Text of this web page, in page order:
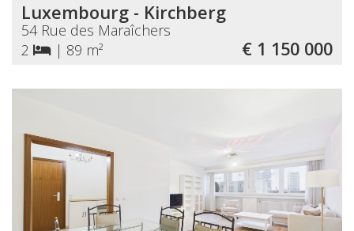
Luxembourg - Kirchberg
54 Rue des Maraîchers
2
| 89 m² € 1 150 000